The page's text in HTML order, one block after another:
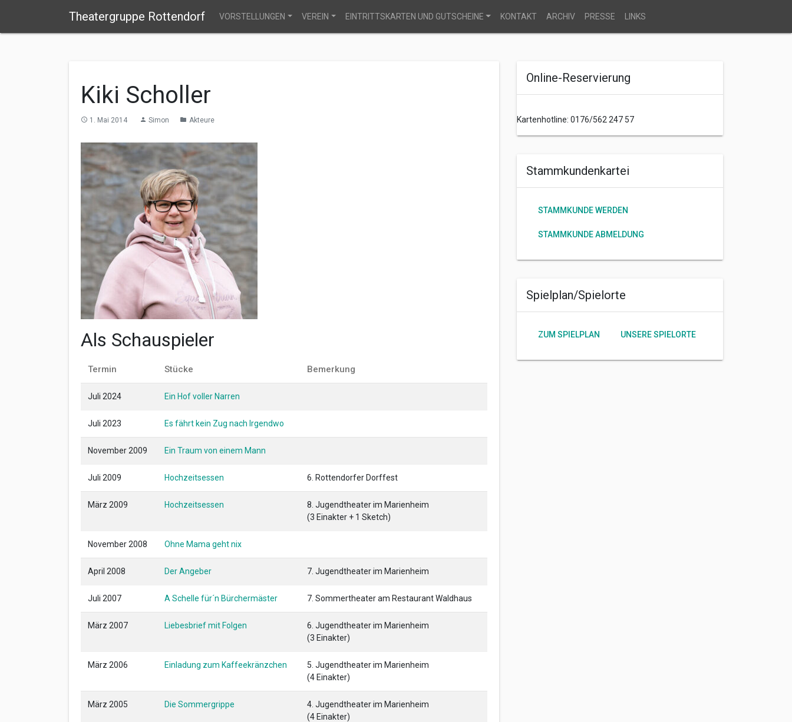
Theatergruppe Rottendorf VORSTELLUNGEN VEREIN EINTRITTSKARTEN UND GUTSCHEINE KONTAKT ARCHIV PRESSE LINKS
Kiki Scholler
access_time 1. Mai 2014 person Simon folder Akteure
Als Schauspieler
Termin Stücke Bemerkung
Juli 2024 Ein Hof voller Narren
Juli 2023 Es fährt kein Zug nach Irgendwo
November 2009 Ein Traum von einem Mann
Juli 2009 Hochzeitsessen 6. Rottendorfer Dorffest
März 2009 Hochzeitsessen
8. Jugendtheater im Marienheim
(3 Einakter + 1 Sketch)
November 2008 Ohne Mama geht nix
April 2008 Der Angeber 7. Jugendtheater im Marienheim
Juli 2007 A Schelle für´n Bürchermäster 7. Sommertheater am Restaurant Waldhaus
März 2007 Liebesbrief mit Folgen
6. Jugendtheater im Marienheim
(3 Einakter)
März 2006 Einladung zum Kaffeekränzchen
5. Jugendtheater im Marienheim
(4 Einakter)
März 2005 Die Sommergrippe
4. Jugendtheater im Marienheim
(4 Einakter)
Online-Reservierung
Kartenhotline: 0176/562 247 57
Stammkundenkartei
STAMMKUNDE WERDEN
STAMMKUNDE ABMELDUNG
Spielplan/Spielorte
ZUM SPIELPLAN UNSERE SPIELORTE